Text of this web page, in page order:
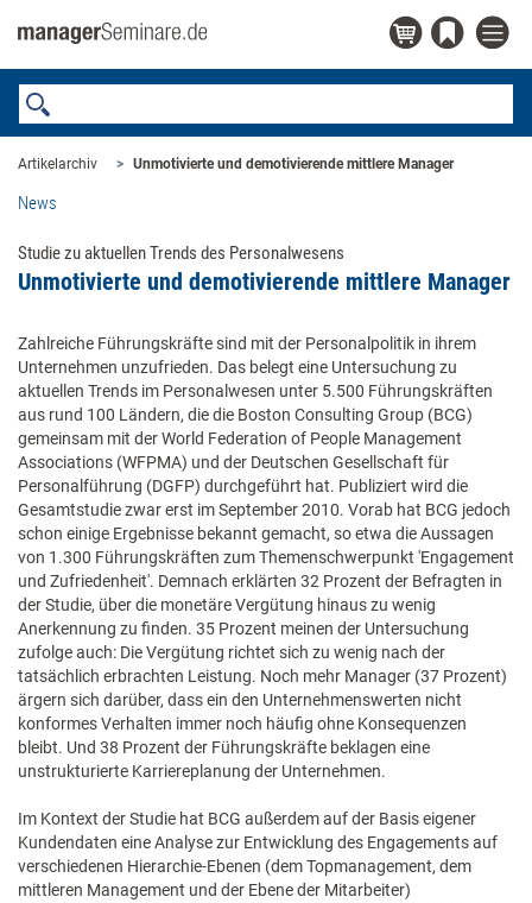
Artikelarchiv Unmotivierte und demotivierende mittlere Manager
News
Studie zu aktuellen Trends des Personalwesens
Unmotivierte und demotivierende mittlere Manager
Zahlreiche Führungskräfte sind mit der Personalpolitik in ihrem
Unternehmen unzufrieden. Das belegt eine Untersuchung zu
aktuellen Trends im Personalwesen unter 5.500 Führungskräften
aus rund 100 Ländern, die die Boston Consulting Group (BCG)
gemeinsam mit der World Federation of People Management
Associations (WFPMA) und der Deutschen Gesellschaft für
Personalführung (DGFP) durchgeführt hat. Publiziert wird die
Gesamtstudie zwar erst im September 2010. Vorab hat BCG jedoch
schon einige Ergebnisse bekannt gemacht, so etwa die Aussagen
von 1.300 Führungskräften zum Themenschwerpunkt 'Engagement
und Zufriedenheit'. Demnach erklärten 32 Prozent der Befragten in
der Studie, über die monetäre Vergütung hinaus zu wenig
Anerkennung zu finden. 35 Prozent meinen der Untersuchung
zufolge auch: Die Vergütung richtet sich zu wenig nach der
tatsächlich erbrachten Leistung. Noch mehr Manager (37 Prozent)
ärgern sich darüber, dass ein den Unternehmenswerten nicht
konformes Verhalten immer noch häufig ohne Konsequenzen
bleibt. Und 38 Prozent der Führungskräfte beklagen eine
unstrukturierte Karriereplanung der Unternehmen.
Im Kontext der Studie hat BCG außerdem auf der Basis eigener
Kundendaten eine Analyse zur Entwicklung des Engagements auf
verschiedenen Hierarchie-Ebenen (dem Topmanagement, dem
mittleren Management und der Ebene der Mitarbeiter)